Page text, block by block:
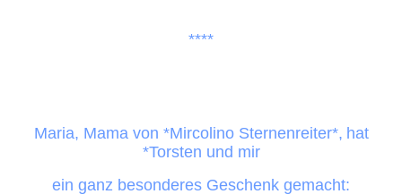
****
Maria, Mama von *Mircolino Sternenreiter*, hat
*Torsten und mir
ein ganz besonderes Geschenk gemacht: